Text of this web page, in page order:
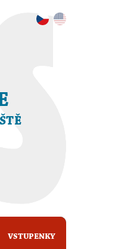
VSTUPENKY